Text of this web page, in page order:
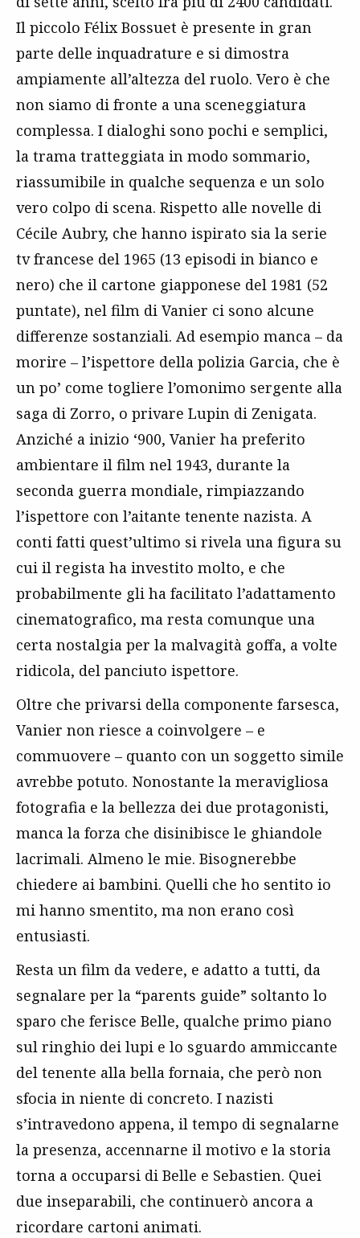
Il piccolo Félix Bossuet è presente in gran
parte delle inquadrature e si dimostra
ampiamente all’altezza del ruolo. Vero è che
non siamo di fronte a una sceneggiatura
complessa. I dialoghi sono pochi e semplici,
la trama tratteggiata in modo sommario,
riassumibile in qualche sequenza e un solo
vero colpo di scena. Rispetto alle novelle di
Cécile Aubry, che hanno ispirato sia la serie
tv francese del 1965 (13 episodi in bianco e
nero) che il cartone giapponese del 1981 (52
puntate), nel film di Vanier ci sono alcune
differenze sostanziali. Ad esempio manca – da
morire – l’ispettore della polizia Garcia, che è
un po’ come togliere l’omonimo sergente alla
saga di Zorro, o privare Lupin di Zenigata.
Anziché a inizio ‘900, Vanier ha preferito
ambientare il film nel 1943, durante la
seconda guerra mondiale, rimpiazzando
l’ispettore con l’aitante tenente nazista. A
conti fatti quest’ultimo si rivela una figura su
cui il regista ha investito molto, e che
probabilmente gli ha facilitato l’adattamento
cinematografico, ma resta comunque una
certa nostalgia per la malvagità goffa, a volte
ridicola, del panciuto ispettore.
Oltre che privarsi della componente farsesca,
Vanier non riesce a coinvolgere – e
commuovere – quanto con un soggetto simile
avrebbe potuto. Nonostante la meravigliosa
fotografia e la bellezza dei due protagonisti,
manca la forza che disinibisce le ghiandole
lacrimali. Almeno le mie. Bisognerebbe
chiedere ai bambini. Quelli che ho sentito io
mi hanno smentito, ma non erano così
entusiasti.
Resta un film da vedere, e adatto a tutti, da
segnalare per la “parents guide” soltanto lo
sparo che ferisce Belle, qualche primo piano
sul ringhio dei lupi e lo sguardo ammiccante
del tenente alla bella fornaia, che però non
sfocia in niente di concreto. I nazisti
s’intravedono appena, il tempo di segnalarne
la presenza, accennarne il motivo e la storia
torna a occuparsi di Belle e Sebastien. Quei
due inseparabili, che continuerò ancora a
ricordare cartoni animati.